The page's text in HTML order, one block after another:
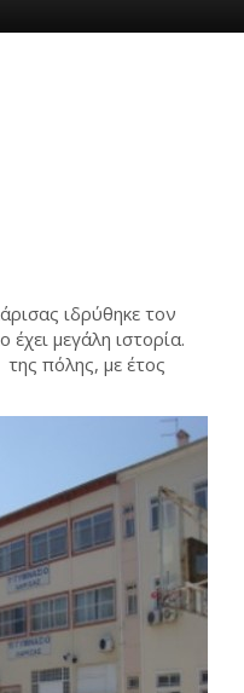
ιδρύθηκε τον
μεγάλη ιστορία.
πόλης, με έτος